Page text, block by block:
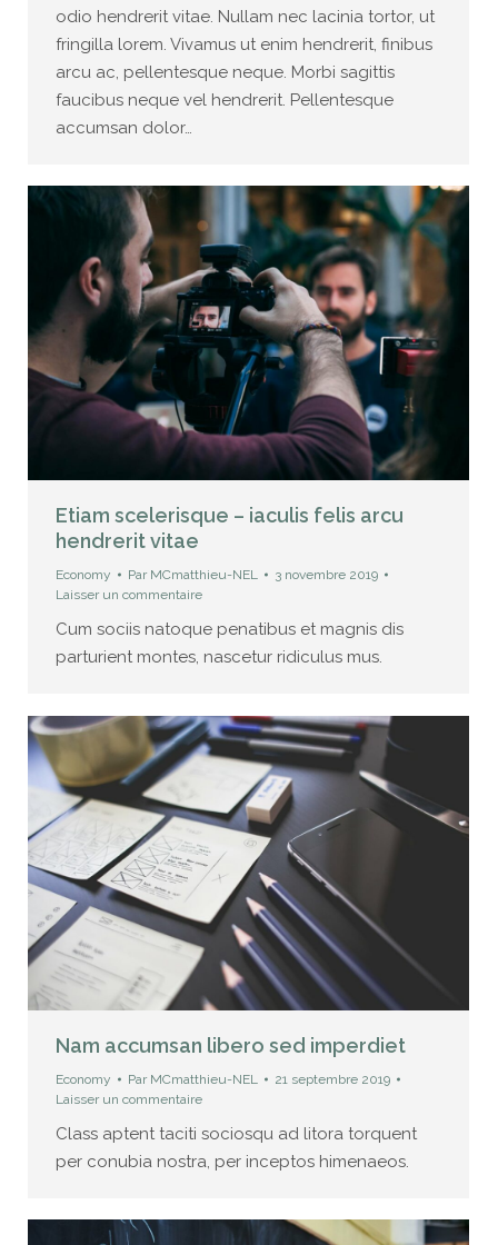
odio hendrerit vitae. Nullam nec lacinia tortor, ut
fringilla lorem. Vivamus ut enim hendrerit, finibus
arcu ac, pellentesque neque. Morbi sagittis
faucibus neque vel hendrerit. Pellentesque
accumsan dolor…
Etiam scelerisque – iaculis felis arcu
hendrerit vitae
Economy Par MCmatthieu-NEL
3 novembre 2019
Laisser un commentaire
Cum sociis natoque penatibus et magnis dis
parturient montes, nascetur ridiculus mus.
Nam accumsan libero sed imperdiet
Economy Par MCmatthieu-NEL
21 septembre 2019
Laisser un commentaire
Class aptent taciti sociosqu ad litora torquent
per conubia nostra, per inceptos himenaeos.